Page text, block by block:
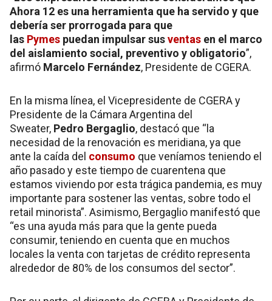
Ahora 12 es una herramienta que ha servido y que
debería ser prorrogada para que
las Pymes puedan impulsar susventas en el marco
del aislamiento social, preventivo y obligatorio”,
afirmó Marcelo Fernández, Presidente de CGERA.
En la misma línea, el Vicepresidente de CGERA y
Presidente de la Cámara Argentina del
Sweater, Pedro Bergaglio, destacó que “la
necesidad de la renovación es meridiana, ya que
ante la caída del consumo que veníamos teniendo el
año pasado y este tiempo de cuarentena que
estamos viviendo por esta trágica pandemia, es muy
importante para sostener las ventas, sobre todo el
retail minorista”. Asimismo, Bergaglio manifestó que
“es una ayuda más para que la gente pueda
consumir, teniendo en cuenta que en muchos
locales la venta con tarjetas de crédito representa
alrededor de 80% de los consumos del sector”.